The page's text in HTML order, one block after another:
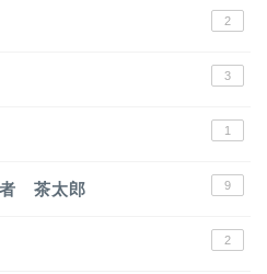
2
3
1
茶太郎 9
2